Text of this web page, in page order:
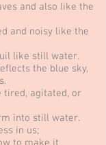
and also like the
and noisy like the
like still water.
the blue sky,
tired, agitated, or
into still water.
in us;